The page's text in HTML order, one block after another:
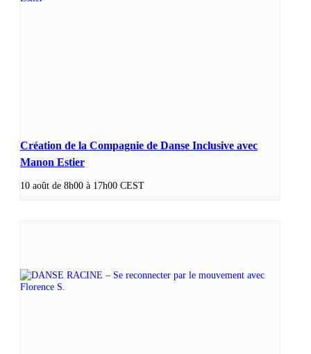
Création de la Compagnie de Danse Inclusive avec
Manon Estier
10 août de 8h00 à 17h00 CEST